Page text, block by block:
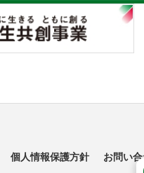
個人情報保護方針 お問い